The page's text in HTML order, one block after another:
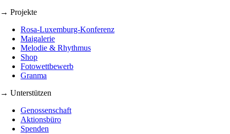
→ Projekte
Rosa-Luxemburg-Konferenz
Maigalerie
Melodie & Rhythmus
Shop
Fotowettbewerb
Granma
→ Unterstützen
Genossenschaft
Aktionsbüro
Spenden